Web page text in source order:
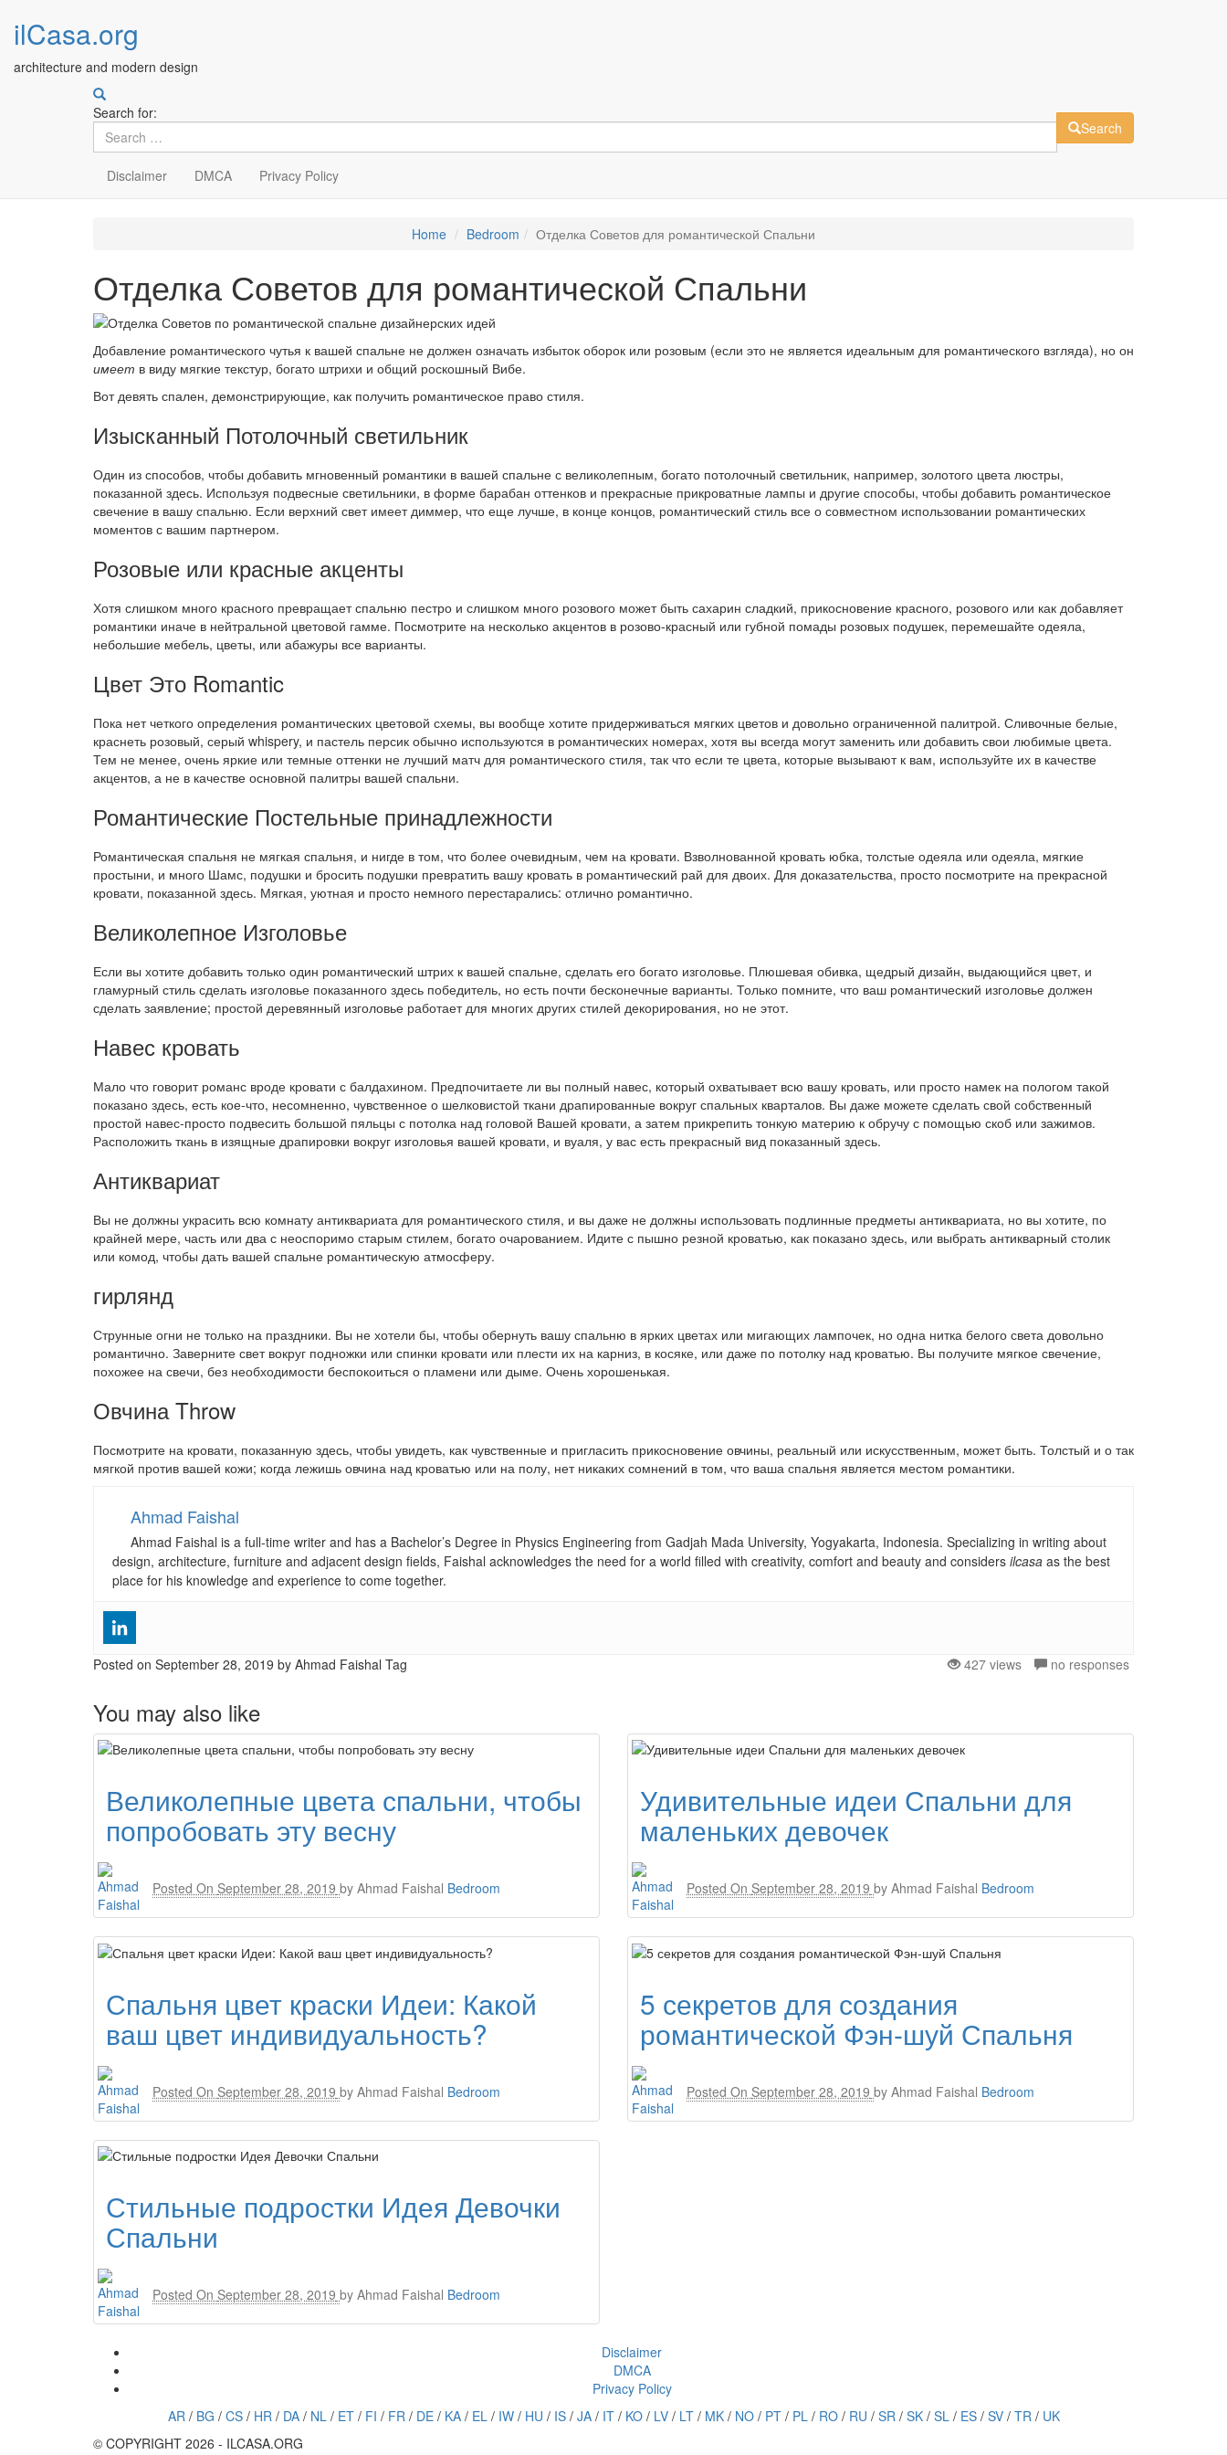
ilCasa.org
architecture and modern design
Search for:
Search
Disclaimer DMCA Privacy Policy
Home Bedroom Отделка Советов для романтической Спальни
Отделка Советов для романтической Спальни
Добавление романтического чутья к вашей спальне не должен означать избыток оборок или розовым (если это не является идеальным для романтического взгляда), но он
имеет в виду мягкие текстур, богато штрихи и общий роскошный Вибе.
Вот девять спален, демонстрирующие, как получить романтическое право стиля.
Изысканный Потолочный светильник
Один из способов, чтобы добавить мгновенный романтики в вашей спальне с великолепным, богато потолочный светильник, например, золотого цвета люстры,
показанной здесь. Используя подвесные светильники, в форме барабан оттенков и прекрасные прикроватные лампы и другие способы, чтобы добавить романтическое
свечение в вашу спальню. Если верхний свет имеет диммер, что еще лучше, в конце концов, романтический стиль все о совместном использовании романтических
моментов с вашим партнером.
Розовые или красные акценты
Хотя слишком много красного превращает спальню пестро и слишком много розового может быть сахарин сладкий, прикосновение красного, розового или как добавляет
романтики иначе в нейтральной цветовой гамме. Посмотрите на несколько акцентов в розово-красный или губной помады розовых подушек, перемешайте одеяла,
небольшие мебель, цветы, или абажуры все варианты.
Цвет Это Romantic
Пока нет четкого определения романтических цветовой схемы, вы вообще хотите придерживаться мягких цветов и довольно ограниченной палитрой. Сливочные белые,
краснеть розовый, серый whispery, и пастель персик обычно используются в романтических номерах, хотя вы всегда могут заменить или добавить свои любимые цвета.
Тем не менее, очень яркие или темные оттенки не лучший матч для романтического стиля, так что если те цвета, которые вызывают к вам, используйте их в качестве
акцентов, а не в качестве основной палитры вашей спальни.
Романтические Постельные принадлежности
Романтическая спальня не мягкая спальня, и нигде в том, что более очевидным, чем на кровати. Взволнованной кровать юбка, толстые одеяла или одеяла, мягкие
простыни, и много Шамс, подушки и бросить подушки превратить вашу кровать в романтический рай для двоих. Для доказательства, просто посмотрите на прекрасной
кровати, показанной здесь. Мягкая, уютная и просто немного перестарались: отлично романтично.
Великолепное Изголовье
Если вы хотите добавить только один романтический штрих к вашей спальне, сделать его богато изголовье. Плюшевая обивка, щедрый дизайн, выдающийся цвет, и
гламурный стиль сделать изголовье показанного здесь победитель, но есть почти бесконечные варианты. Только помните, что ваш романтический изголовье должен
сделать заявление; простой деревянный изголовье работает для многих других стилей декорирования, но не этот.
Навес кровать
Мало что говорит романс вроде кровати с балдахином. Предпочитаете ли вы полный навес, который охватывает всю вашу кровать, или просто намек на пологом такой
показано здесь, есть кое-что, несомненно, чувственное о шелковистой ткани драпированные вокруг спальных кварталов. Вы даже можете сделать свой собственный
простой навес-просто подвесить большой пяльцы с потолка над головой Вашей кровати, а затем прикрепить тонкую материю к обручу с помощью скоб или зажимов.
Расположить ткань в изящные драпировки вокруг изголовья вашей кровати, и вуаля, у вас есть прекрасный вид показанный здесь.
Антиквариат
Вы не должны украсить всю комнату антиквариата для романтического стиля, и вы даже не должны использовать подлинные предметы антиквариата, но вы хотите, по
крайней мере, часть или два с неоспоримо старым стилем, богато очарованием. Идите с пышно резной кроватью, как показано здесь, или выбрать антикварный столик
или комод, чтобы дать вашей спальне романтическую атмосферу.
гирлянд
Струнные огни не только на праздники. Вы не хотели бы, чтобы обернуть вашу спальню в ярких цветах или мигающих лампочек, но одна нитка белого света довольно
романтично. Заверните свет вокруг подножки или спинки кровати или плести их на карниз, в косяке, или даже по потолку над кроватью. Вы получите мягкое свечение,
похожее на свечи, без необходимости беспокоиться о пламени или дыме. Очень хорошенькая.
Овчина Throw
Посмотрите на кровати, показанную здесь, чтобы увидеть, как чувственные и пригласить прикосновение овчины, реальный или искусственным, может быть. Толстый и о так
мягкой против вашей кожи; когда лежишь овчина над кроватью или на полу, нет никаких сомнений в том, что ваша спальня является местом романтики.
Ahmad Faishal
Ahmad Faishal is a full-time writer and has a Bachelor’s Degree in Physics Engineering from Gadjah Mada University, Yogyakarta, Indonesia. Specializing in writing about
design, architecture, furniture and adjacent design fields, Faishal acknowledges the need for a world filled with creativity, comfort and beauty and considers ilcasa as the best
place for his knowledge and experience to come together.
Posted on September 28, 2019 by Ahmad Faishal Tag 427 views no responses
You may also like
Великолепные цвета спальни, чтобы
попробовать эту весну
Posted On September 28, 2019 by Ahmad Faishal Bedroom
Удивительные идеи Спальни для
маленьких девочек
Posted On September 28, 2019 by Ahmad Faishal Bedroom
Спальня цвет краски Идеи: Какой
ваш цвет индивидуальность?
Posted On September 28, 2019 by Ahmad Faishal Bedroom
5 секретов для создания
романтической Фэн-шуй Спальня
Posted On September 28, 2019 by Ahmad Faishal Bedroom
Стильные подростки Идея Девочки
Спальни
Posted On September 28, 2019 by Ahmad Faishal Bedroom
Disclaimer
DMCA
Privacy Policy
AR / BG / CS/ HR / DA/ NL / ET/ FI / FR / DE/ KA/ EL / IW/ HU / IS/ JA/ IT/ KO/ LV/ LT/ MK/ NO/ PT/ PL / RO/ RU / SR / SK/ SL / ES/ SV/ TR / UK
© COPYRIGHT 2026 - ILCASA.ORG